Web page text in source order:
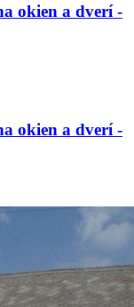
okien a dverí -
okien a dverí -